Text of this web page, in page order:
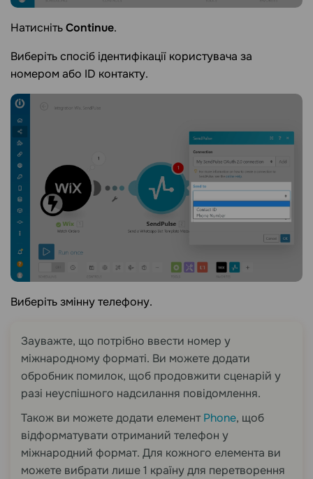
НатиснітьContinue.
Виберіть спосіб ідентифікації користувача за
номером або ID контакту.
Виберіть змінну телефону.
Зауважте, що потрібно ввести номер у
міжнародному форматі. Ви можете додати
обробник помилок, щоб продовжити сценарій у
разі неуспішного надсилання повідомлення.
Також ви можете додати елемент Phone, щоб
відформатувати отриманий телефон у
міжнародний формат. Для кожного елемента ви
можете вибрати лише 1 країну для перетворення